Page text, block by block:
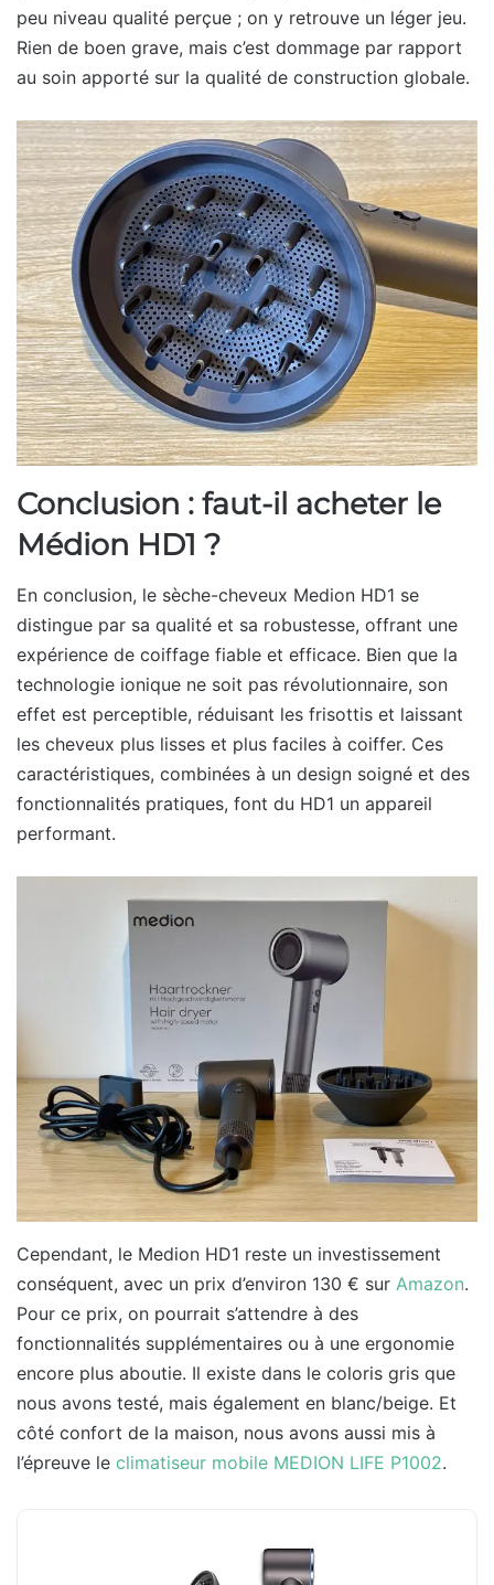
peu niveau qualité perçue ; on y retrouve un léger jeu.
Rien de boen grave, mais c’est dommage par rapport
au soin apporté sur la qualité de construction globale.
Conclusion : faut-il acheter le
Médion HD1 ?
En conclusion, le sèche-cheveux Medion HD1 se
distingue par sa qualité et sa robustesse, offrant une
expérience de coiffage fiable et efficace. Bien que la
technologie ionique ne soit pas révolutionnaire, son
effet est perceptible, réduisant les frisottis et laissant
les cheveux plus lisses et plus faciles à coiffer. Ces
caractéristiques, combinées à un design soigné et des
fonctionnalités pratiques, font du HD1 un appareil
performant.
Cependant, le Medion HD1 reste un investissement
conséquent, avec un prix d’environ 130 € sur Amazon.
Pour ce prix, on pourrait s’attendre à des
fonctionnalités supplémentaires ou à une ergonomie
encore plus aboutie. Il existe dans le coloris gris que
nous avons testé, mais également en blanc/beige. Et
côté confort de la maison, nous avons aussi mis à
l’épreuve le climatiseur mobile MEDION LIFE P1002.